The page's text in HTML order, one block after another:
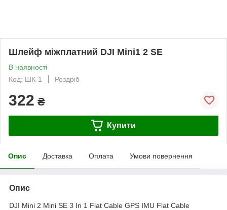
Шлейф міжплатний DJI Mini1 2 SE
В наявності
Код: ШК-1
Роздріб
322 ₴
Купити
Опис Доставка Оплата Умови повернення
Опис
DJI Mini 2 Mini SE 3 In 1 Flat Cable GPS IMU Flat Cable